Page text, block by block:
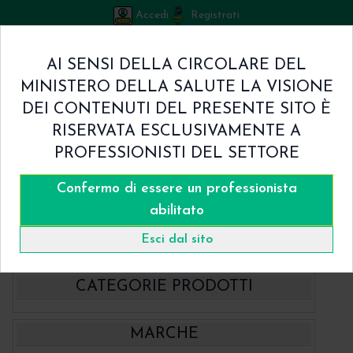
Accedi Registrati
Bicuspid
Home
Shop
Termini & Condizioni
Contatti
Carrello
Catalogo
Home Catalogo Strumentario Cestelli - WashTray
CATEGORIE PRODOTTI
- BBraun BiomaterialeMARCHE
AI SENSI DELLA CIRCOLARE DEL
MINISTERO DELLA SALUTE LA VISIONE
DEI CONTENUTI DEL PRESENTE SITO È
RISERVATA ESCLUSIVAMENTE A
PROFESSIONISTI DEL SETTORE
Esci dal sito
Confermo di essere un professionista
abilitato